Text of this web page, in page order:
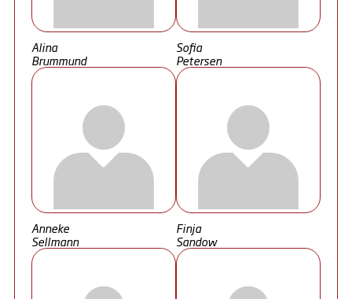
Alina
Brummund
Sofia
Petersen
Anneke
Sellmann
Finja
Sandow